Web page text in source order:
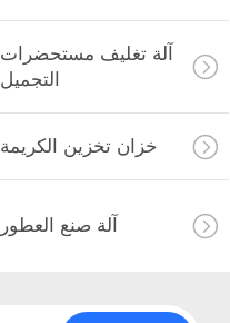
آلة تغليف مستحضرات
التجميل
خزان تخزين الكريمة
آلة صنع العطور